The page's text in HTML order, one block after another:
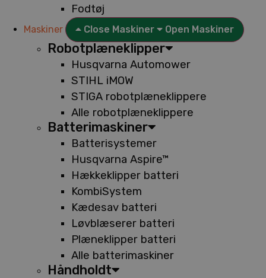
Fodtøj
Maskiner Close Maskiner Open Maskiner
Robotplæneklipper
Husqvarna Automower
STIHL iMOW
STIGA robotplæneklippere
Alle robotplæneklippere
Batterimaskiner
Batterisystemer
Husqvarna Aspire™
Hækkeklipper batteri
KombiSystem
Kædesav batteri
Løvblæserer batteri
Plæneklipper batteri
Alle batterimaskiner
Håndholdt